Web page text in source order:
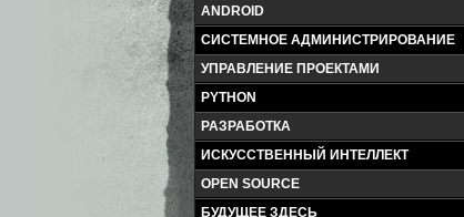
ANDROID
СИСТЕМНОЕ АДМИНИСТРИРОВАНИЕ
УПРАВЛЕНИЕ ПРОЕКТАМИ
PYTHON
РАЗРАБОТКА
ИСКУССТВЕННЫЙ ИНТЕЛЛЕКТ
OPEN SOURCE
БУДУЩЕЕ ЗДЕСЬ